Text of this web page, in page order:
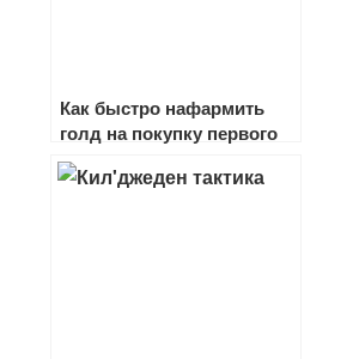
Как быстро нафармить
голд на покупку первого
маунта в wow классик, бк
и лк